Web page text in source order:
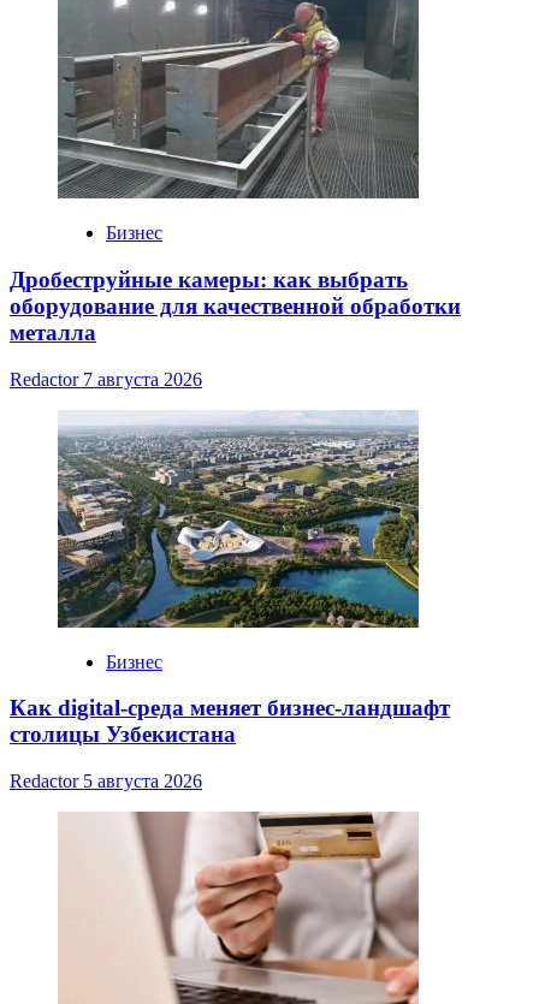
Бизнес
Дробеструйные камеры: как выбрать
оборудование для качественной обработки
металла
Redactor 7 августа 2026
Бизнес
Как digital-среда меняет бизнес-ландшафт
столицы Узбекистана
Redactor 5 августа 2026